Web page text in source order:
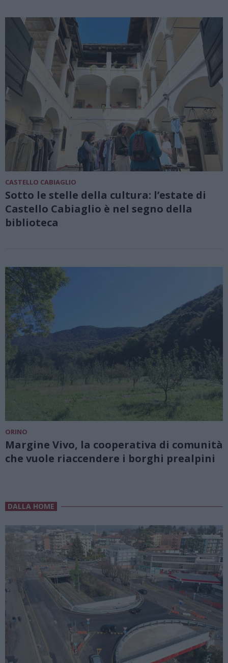
CASTELLO CABIAGLIO
Sotto le stelle della cultura: l’estate di
Castello Cabiaglio è nel segno della
biblioteca
ORINO
Margine Vivo, la cooperativa di comunità
che vuole riaccendere i borghi prealpini
DALLA HOME